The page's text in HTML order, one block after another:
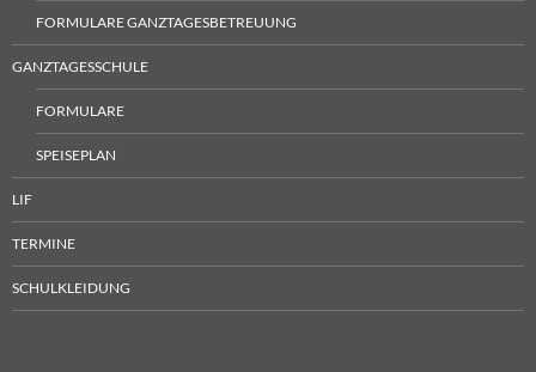
FORMULARE GANZTAGESBETREUUNG
GANZTAGESSCHULE
FORMULARE
SPEISEPLAN
LIF
TERMINE
SCHULKLEIDUNG